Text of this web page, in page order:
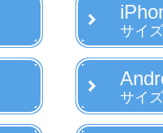
サイ
サイ